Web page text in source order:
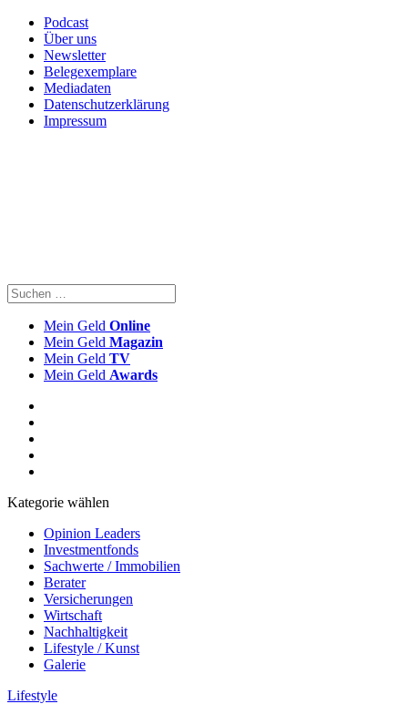
Podcast
Über uns
Newsletter
Belegexemplare
Mediadaten
Datenschutzerklärung
Impressum
Mein Geld Online
Mein Geld Magazin
Mein Geld TV
Mein Geld Awards
Kategorie wählen
Opinion Leaders
Investmentfonds
Sachwerte / Immobilien
Berater
Versicherungen
Wirtschaft
Nachhaltigkeit
Lifestyle / Kunst
Galerie
Lifestyle